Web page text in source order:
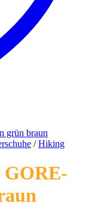
/ Hiking
GORE-